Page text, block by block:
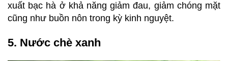
xuất bạc hà ở khả năng giảm đau, giảm chóng mặt
cũng như buồn nôn trong kỳ kinh nguyệt.
5. Nước chè xanh